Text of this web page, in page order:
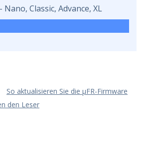
Nano, Classic, Advance, XL
So aktualisieren Sie die μFR-Firmware
den Leser